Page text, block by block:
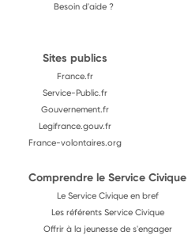
Besoin d'aide ?
Sites publics
France.fr
Service-Public.fr
Gouvernement.fr
Legifrance.gouv.fr
France-volontaires.org
Comprendre le Service Civique
Le Service Civique en bref
Les référents Service Civique
Offrir à la jeunesse de s'engager